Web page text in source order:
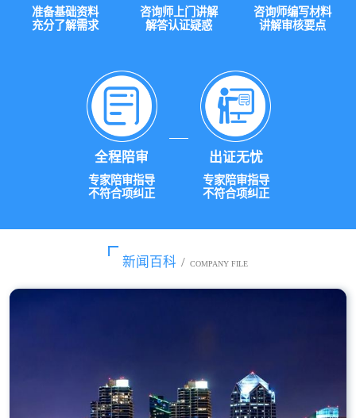
准备基础资料
充分了解需求
咨询师上门讲解
解答认证疑惑
咨询师编写材料
讲解审核要点
全程陪审
专家陪审指导
不符合项纠正
出证无忧
专家陪审指导
不符合项纠正
新闻百科 / COMPANY FILE